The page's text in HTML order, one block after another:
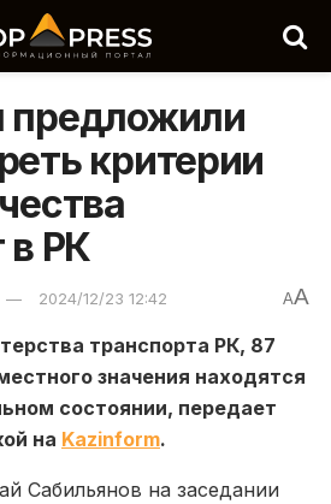
предложили
критерии
в РК
2024/12/23 12:42 AA
транспорта РК, 87
значения находятся
состоянии, передает
на Kazinform.
Сабильянов на заседании